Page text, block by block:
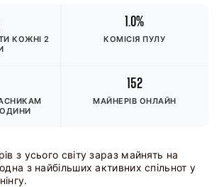
КОЖНІ 2
1.0%
КОМІСІЯ ПУЛУ
152
МАЙНЕРІВ ОНЛАЙН
з усього світу зараз майнять на
з найбільших активних спільнот у